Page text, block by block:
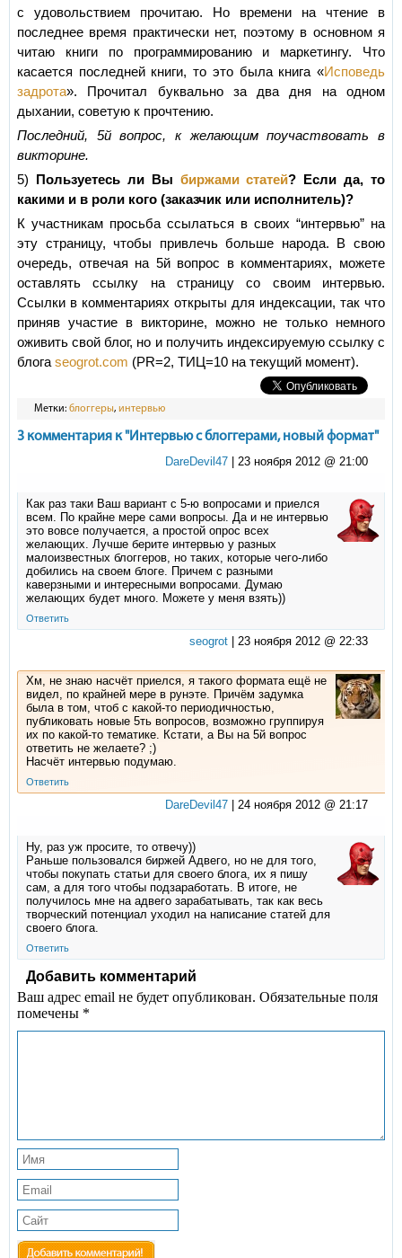
с удовольствием прочитаю. Но времени на чтение в
последнее время практически нет, поэтому в основном я
читаю книги по программированию и маркетингу. Что
касается последней книги, то это была книга «Исповедь
задрота». Прочитал буквально за два дня на одном
дыхании, советую к прочтению.
Последний, 5й вопрос, к желающим поучаствовать в
викторине.
5)
Пользуетесь ли Вы биржами статей? Если да, то
какими и в роли кого (заказчик или исполнитель)?
К участникам просьба ссылаться в своих “интервью” на
эту страницу, чтобы привлечь больше народа. В свою
очередь, отвечая на 5й вопрос в комментариях, можете
оставлять ссылку на страницу со своим интервью.
Ссылки в комментариях открыты для индексации, так что
приняв участие в викторине, можно не только немного
оживить свой блог, но и получить индексируемую ссылку с
блога seogrot.com (PR=2, ТИЦ=10 на текущий момент).
Метки: блоггеры, интервью
3 комментария к "Интервью с блоггерами, новый формат"
DareDevil47 23 ноября 2012 @ 21:00
Как раз таки Ваш вариант с 5-ю вопросами и приелся
всем. По крайне мере сами вопросы. Да и не интервью
это вовсе получается, а простой опрос всех
желающих. Лучше берите интервью у разных
малоизвестных блоггеров, но таких, которые чего-либо
добились на своем блоге. Причем с разными
каверзными и интересными вопросами. Думаю
желающих будет много. Можете у меня взять))
Ответить
seogrot 23 ноября 2012 @ 22:33
Хм, не знаю насчёт приелся, я такого формата ещё не
видел, по крайней мере в рунэте. Причём задумка
была в том, чтоб с какой-то периодичностью,
публиковать новые 5ть вопросов, возможно группируя
их по какой-то тематике. Кстати, а Вы на 5й вопрос
ответить не желаете? ;)
Насчёт интервью подумаю.
Ответить
DareDevil47 24 ноября 2012 @ 21:17
Ну, раз уж просите, то отвечу))
Раньше пользовался биржей Адвего, но не для того,
чтобы покупать статьи для своего блога, их я пишу
сам, а для того чтобы подзаработать. В итоге, не
получилось мне на адвего зарабатывать, так как весь
творческий потенциал уходил на написание статей для
своего блога.
Ответить
Добавить комментарий
Ваш адрес email не будет опубликован. Обязательные поля
помечены *